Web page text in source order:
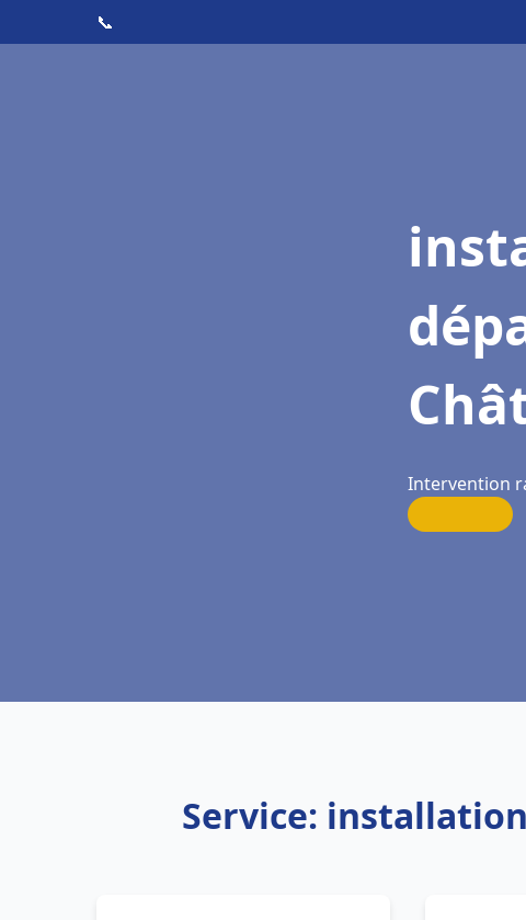
📞
Intervention
Service: